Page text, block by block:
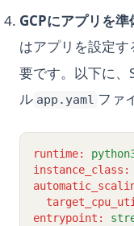
GCPにアプリを準
はアプリを設定す
要です。以下に
ル app.yaml ファ
runtime:
instance_class :
entrypoint :